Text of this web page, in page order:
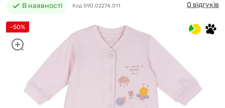
-50%
В наявності Код 090.02274.011 0 відгуків